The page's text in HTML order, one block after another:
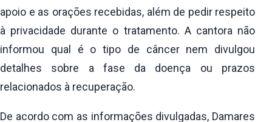
apoio e as orações recebidas, além de pedir respeito
à privacidade durante o tratamento. A cantora não
informou qual é o tipo de câncer nem divulgou
detalhes sobre a fase da doença ou prazos
relacionados à recuperação.
De acordo com as informações divulgadas, Damares